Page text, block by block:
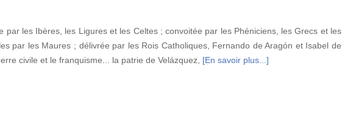
par les Ibères, les Ligures et les Celtes ; convoitée par les Phéniciens, les Grecs et les
par les Maures ; délivrée par les Rois Catholiques, Fernando de Aragón et Isabel de
civile et le franquisme... la patrie de Velázquez, [En savoir plus...]